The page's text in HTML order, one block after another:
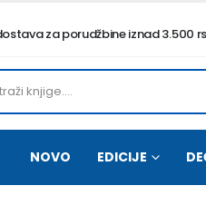
za porudžbine iznad 3.500
NOVO EDICIJE